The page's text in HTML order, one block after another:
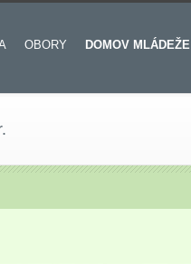
OBORY DOMOV MLÁDEŽE